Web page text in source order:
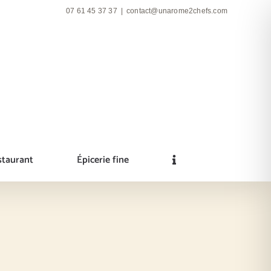
07 61 45 37 37 contact@unarome2chefs.com
Épicerie fine